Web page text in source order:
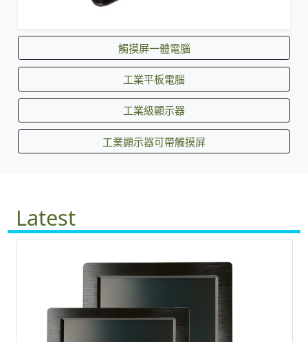
觸摸屏一體電腦
工業平板電腦
工業級顯示器
工業顯示器可帶觸摸屏
Latest